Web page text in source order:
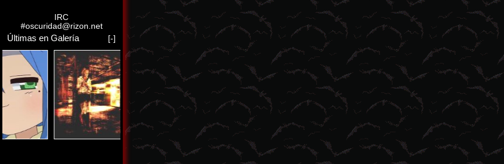
IRC
#oscuridad@rizon.net
Últimas en Galería [-]